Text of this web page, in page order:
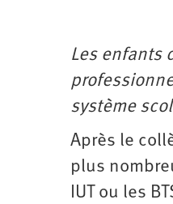
Les enfants
système
Après le
plus
IUT ou les